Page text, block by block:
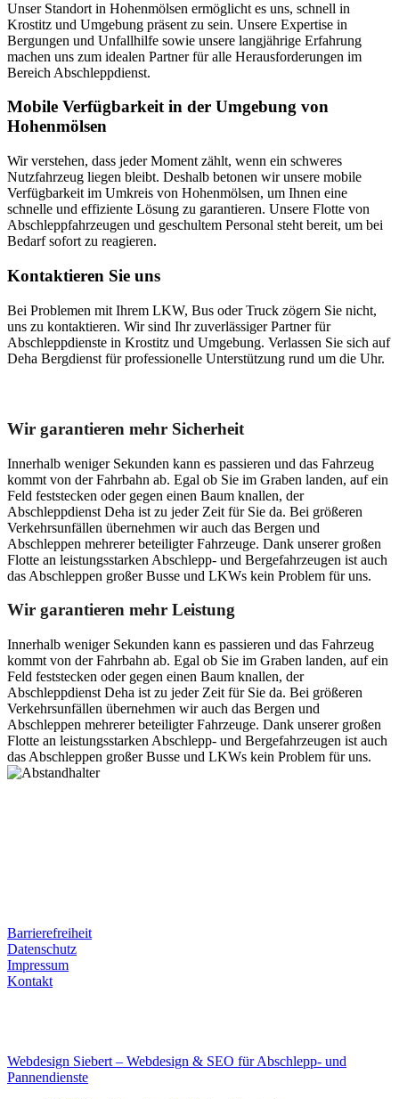
Unser Standort in Hohenmölsen ermöglicht es uns, schnell in
Krostitz und Umgebung präsent zu sein. Unsere Expertise in
Bergungen und Unfallhilfe sowie unsere langjährige Erfahrung
machen uns zum idealen Partner für alle Herausforderungen im
Bereich Abschleppdienst.
Mobile Verfügbarkeit in der Umgebung von
Hohenmölsen
Wir verstehen, dass jeder Moment zählt, wenn ein schweres
Nutzfahrzeug liegen bleibt. Deshalb betonen wir unsere mobile
Verfügbarkeit im Umkreis von Hohenmölsen, um Ihnen eine
schnelle und effiziente Lösung zu garantieren. Unsere Flotte von
Abschleppfahrzeugen und geschultem Personal steht bereit, um bei
Bedarf sofort zu reagieren.
Kontaktieren Sie uns
Bei Problemen mit Ihrem LKW, Bus oder Truck zögern Sie nicht,
uns zu kontaktieren. Wir sind Ihr zuverlässiger Partner für
Abschleppdienste in Krostitz und Umgebung. Verlassen Sie sich auf
Deha Bergdienst für professionelle Unterstützung rund um die Uhr.
Wir garantieren mehr Sicherheit
Innerhalb weniger Sekunden kann es passieren und das Fahrzeug
kommt von der Fahrbahn ab. Egal ob Sie im Graben landen, auf ein
Feld feststecken oder gegen einen Baum knallen, der
Abschleppdienst Deha ist zu jeder Zeit für Sie da. Bei größeren
Verkehrsunfällen übernehmen wir auch das Bergen und
Abschleppen mehrerer beteiligter Fahrzeuge. Dank unserer großen
Flotte an leistungsstarken Abschlepp- und Bergefahrzeugen ist auch
das Abschleppen großer Busse und LKWs kein Problem für uns.
Wir garantieren mehr Leistung
Innerhalb weniger Sekunden kann es passieren und das Fahrzeug
kommt von der Fahrbahn ab. Egal ob Sie im Graben landen, auf ein
Feld feststecken oder gegen einen Baum knallen, der
Abschleppdienst Deha ist zu jeder Zeit für Sie da. Bei größeren
Verkehrsunfällen übernehmen wir auch das Bergen und
Abschleppen mehrerer beteiligter Fahrzeuge. Dank unserer großen
Flotte an leistungsstarken Abschlepp- und Bergefahrzeugen ist auch
das Abschleppen großer Busse und LKWs kein Problem für uns.
Barrierefreiheit
Datenschutz
Impressum
Kontakt
Webdesign Siebert – Webdesign & SEO für Abschlepp- und
Pannendienste